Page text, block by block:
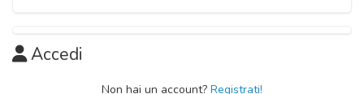
Accedi
Non hai un account? Registrati!